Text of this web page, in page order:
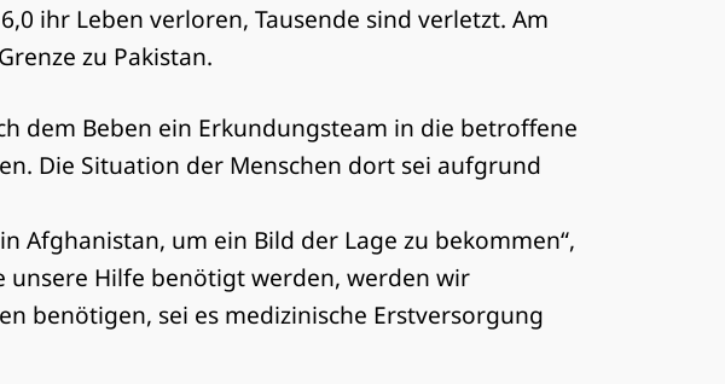
ihr Leben verloren, Tausende sind verletzt. Am
zu Pakistan.
dem Beben ein Erkundungsteam in die betroffene
Die Situation der Menschen dort sei aufgrund
Afghanistan, um ein Bild der Lage zu bekommen“,
unsere Hilfe benötigt werden, werden wir
benötigen, sei es medizinische Erstversorgung